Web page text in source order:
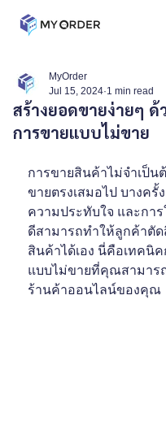
สร้างยอดขายง่ายๆ ด้
การขายแบบไม่ขาย
MyOrder
Jul 15, 2024 1 min read
การขายสินค้าไม่จำเป็น
ขายตรงเสมอไป บางครั้
ความประทับใจ และกา
ดีสามารถทำให้ลูกค้าตั
สินค้าได้เอง นี่คือเทคนิ
แบบไม่ขายที่คุณสามาร
ร้านค้าออนไลน์ของคุณ